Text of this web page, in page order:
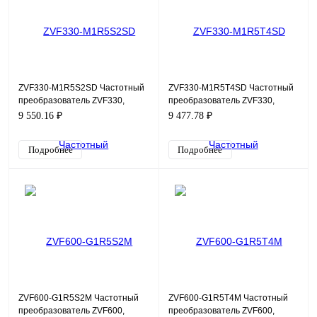
ZVF330-M1R5S2SD Частотный
преобразователь ZVF330,
220В, 1,5кВт, 7А
9 550.16 ₽
Подробнее
ZVF330-M1R5T4SD Частотный
преобразователь ZVF330,
380В, 1,5кВт, 3,7А
9 477.78 ₽
Подробнее
ZVF600-G1R5S2M Частотный
преобразователь ZVF600,
ZVF600-G1R5T4M Частотный
преобразователь ZVF600,